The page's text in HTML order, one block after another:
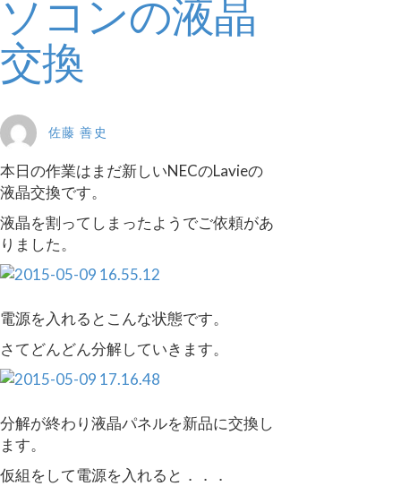
ソコンの液晶
交換
佐藤 善史
本日の作業はまだ新しいNECのLavieの
液晶交換です。
液晶を割ってしまったようでご依頼があ
りました。
電源を入れるとこんな状態です。
さてどんどん分解していきます。
分解が終わり液晶パネルを新品に交換し
ます。
仮組をして電源を入れると．．．